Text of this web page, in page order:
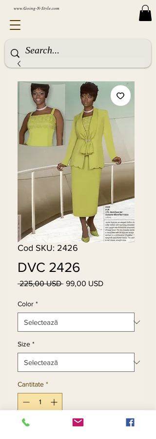
www.Going-N-Style.com
Cod SKU: 2426
DVC 2426
225,00 USD Preț
99,00 USDPreț
Color *
Size *
Cantitate *